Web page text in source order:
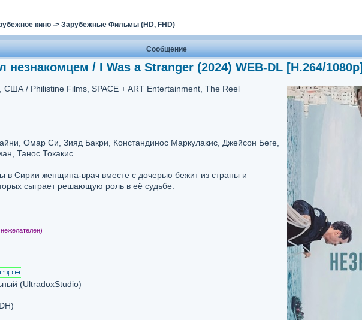
кино-> Зарубежные Фильмы (HD, FHD)
Сообщение
незнакомцем / I Was a Stranger (2024) WEB-DL [H.264/1080p]
США / Philistine Films, SPACE + ART Entertainment, The Reel
Омар Си, Зияд Бакри, Констандинос Маркулакис, Джейсон Беге,
Танос Токакис
в Сирии женщина-врач вместе с дочерью бежит из страны и
сыграет решающую роль в её судьбе.
(UltradoxStudio)